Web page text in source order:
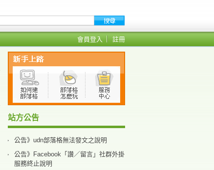
會員登入 註冊
站方公告
公告》udn部落格無法發文之說明
公告》Facebook「讚／留言」社群外掛
服務終止說明